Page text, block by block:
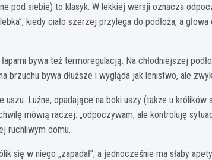
pod siebie) to klasyk. W lekkiej wersji oznacza
kiedy ciało szerzej przylega do podłoża, a
bywa też termoregulacją. Na chłodniejszej
brzuchu bywa dłuższe i wygląda jak lenistwo, ale
uszu. Luźne, opadające na boki uszy (także u
mówią raczej: „odpoczywam, ale kontroluję
ruchliwym domu.
się w niego „zapadał”, a jednocześnie ma słaby